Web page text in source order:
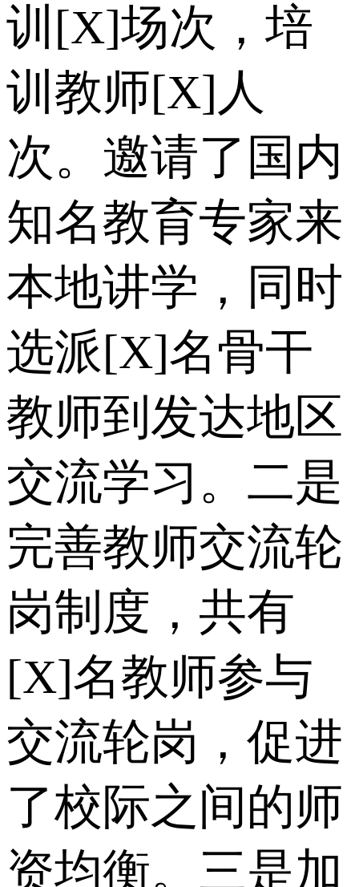
训[X]场次，培
训教师[X]人
次。邀请了国内
知名教育专家来
本地讲学，同时
选派[X]名骨干
教师到发达地区
交流学习。二是
完善教师交流轮
岗制度，共有
[X]名教师参与
交流轮岗，促进
了校际之间的师
资均衡。三是加